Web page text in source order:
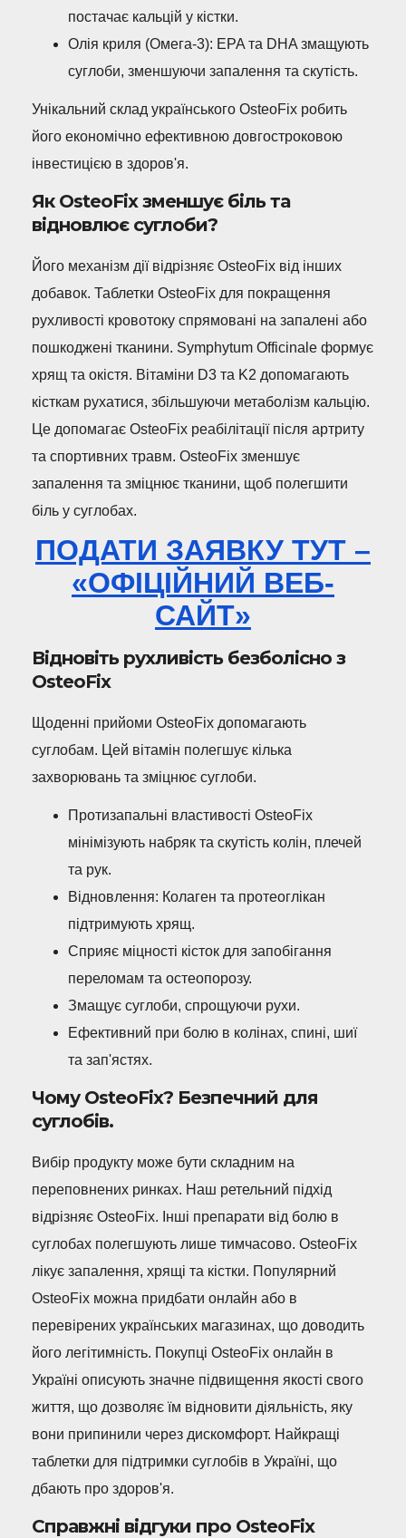
постачає кальцій у кістки.
Олія криля (Омега-3): EPA та DHA змащують
суглоби, зменшуючи запалення та скутість.
Унікальний склад українського OsteoFix робить
його економічно ефективною довгостроковою
інвестицією в здоров'я.
Як OsteoFix зменшує біль та
відновлює суглоби?
Його механізм дії відрізняє OsteoFix від інших
добавок. Таблетки OsteoFix для покращення
рухливості кровотоку спрямовані на запалені або
пошкоджені тканини. Symphytum Officinale формує
хрящ та окістя. Вітаміни D3 та K2 допомагають
кісткам рухатися, збільшуючи метаболізм кальцію.
Це допомагає OsteoFix реабілітації після артриту
та спортивних травм. OsteoFix зменшує
запалення та зміцнює тканини, щоб полегшити
біль у суглобах.
ПОДАТИ ЗАЯВКУ ТУТ –
«ОФІЦІЙНИЙ ВЕБ-
САЙТ»
Відновіть рухливість безболісно з
OsteoFix
Щоденні прийоми OsteoFix допомагають
суглобам. Цей вітамін полегшує кілька
захворювань та зміцнює суглоби.
Протизапальні властивості OsteoFix
мінімізують набряк та скутість колін, плечей
та рук.
Відновлення: Колаген та протеоглікан
підтримують хрящ.
Сприяє міцності кісток для запобігання
переломам та остеопорозу.
Змащує суглоби, спрощуючи рухи.
Ефективний при болю в колінах, спині, шиї
та зап'ястях.
Чому OsteoFix? Безпечний для
суглобів.
Вибір продукту може бути складним на
переповнених ринках. Наш ретельний підхід
відрізняє OsteoFix. Інші препарати від болю в
суглобах полегшують лише тимчасово. OsteoFix
лікує запалення, хрящі та кістки. Популярний
OsteoFix можна придбати онлайн або в
перевірених українських магазинах, що доводить
його легітимність. Покупці OsteoFix онлайн в
Україні описують значне підвищення якості свого
життя, що дозволяє їм відновити діяльність, яку
вони припинили через дискомфорт. Найкращі
таблетки для підтримки суглобів в Україні, що
дбають про здоров'я.
Справжні відгуки про OsteoFix